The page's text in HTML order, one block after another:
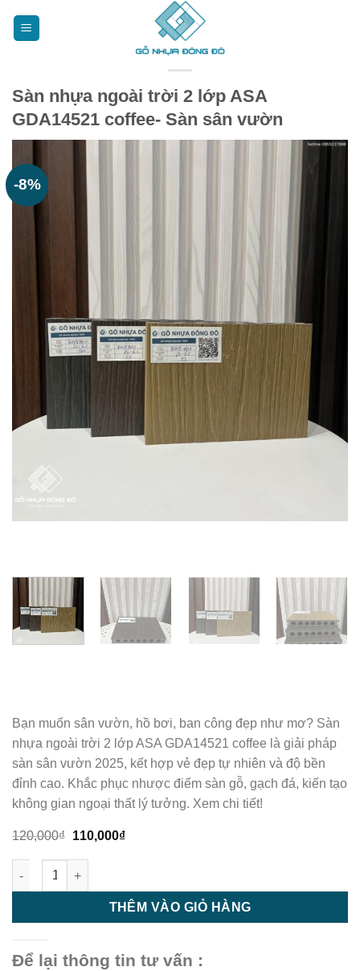
Sàn nhựa ngoài trời 2 lớp ASA
GDA14521 coffee- Sàn sân vườn
-8%
Bạn muốn sân vườn, hồ bơi, ban công đẹp như mơ? Sàn
nhựa ngoài trời 2 lớp ASA GDA14521 coffee là giải pháp
sàn sân vườn 2025, kết hợp vẻ đẹp tự nhiên và độ bền
đỉnh cao. Khắc phục nhược điểm sàn gỗ, gạch đá, kiến tạo
không gian ngoại thất lý tưởng. Xem chi tiết!
120,000₫ Giá
là:
120,000₫.
110,000₫Giá
Sàn nhựa ngoài trời 2 lớp ASA GDA14521 coffee- Sàn sân
THÊM VÀO GIỎ HÀNG
Để lại thông tin tư vấn :